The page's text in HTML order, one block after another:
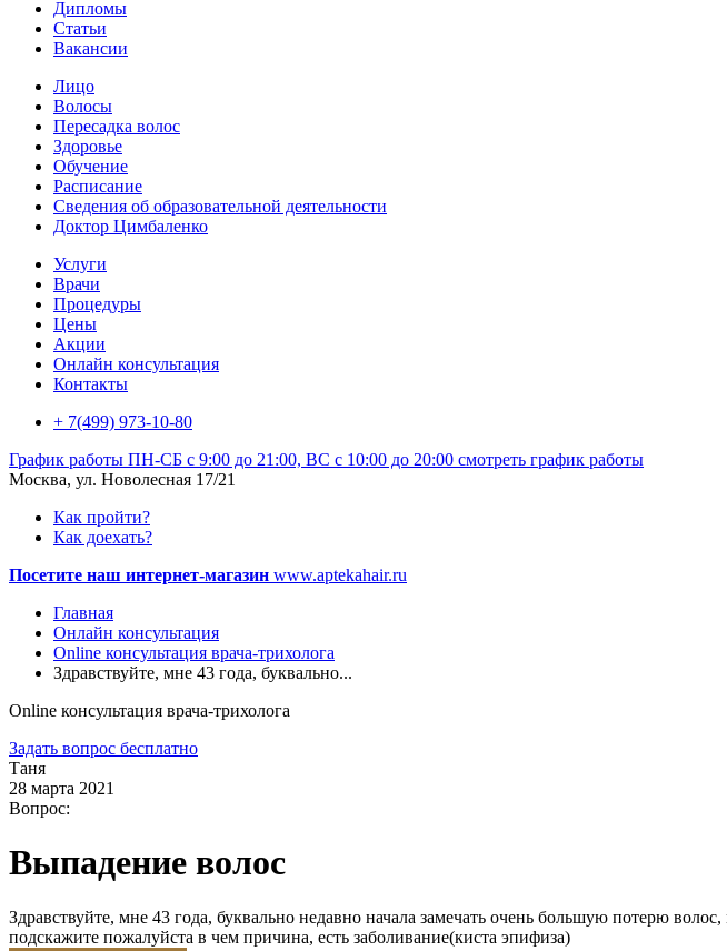
Дипломы
Статьи
Вакансии
Лицо
Волосы
Пересадка волос
Здоровье
Обучение
Расписание
Сведения об образовательной деятельности
Доктор Цимбаленко
Услуги
Врачи
Процедуры
Цены
Акции
Онлайн консультация
Контакты
+ 7(499) 973-10-80
График работы ПН-СБ с 9:00 до 21:00, ВС с 10:00 до 20:00 смотреть график работы
Москва, ул. Новолесная 17/21
Как пройти?
Как доехать?
Посетите наш интернет-магазин www.aptekahair.ru
Главная
Онлайн консультация
Online консультация врача-трихолога
Здравствуйте, мне 43 года, буквально...
Online консультация врача-трихолога
Задать вопрос бесплатно
Таня
28 марта 2021
Вопрос:
Выпадение волос
Здравствуйте, мне 43 года, буквально недавно начала замечать очень большую потерю
подскажите пожалуйста в чем причина, есть заболивание(киста эпифиза)